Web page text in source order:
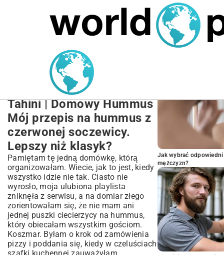
MARIUSZ ŁAMAGA 24.09.2025
Przepis na Hummus z
Czerwonej Soczewicy:
Szybki, Wegański i Bez
Tahini | Domowy Hummus
Mój przepis na hummus z
czerwonej soczewicy.
Lepszy niż klasyk?
Pamiętam tę jedną domówkę, którą
organizowałam. Wiecie, jak to jest, kiedy
wszystko idzie nie tak. Ciasto nie
wyrosło, moja ulubiona playlista
zniknęła z serwisu, a na domiar złego
zorientowałam się, że nie mam ani
jednej puszki ciecierzycy na hummus,
który obiecałam wszystkim gościom.
Koszmar. Byłam o krok od zamówienia
pizzy i poddania się, kiedy w czeluściach
Jak wybrać
mężczyzn?